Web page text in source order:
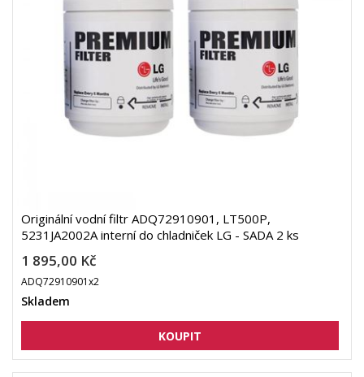
Originální vodní filtr ADQ72910901, LT500P,
5231JA2002A interní do chladniček LG - SADA 2 ks
1 895,00 Kč
ADQ72910901x2
Skladem